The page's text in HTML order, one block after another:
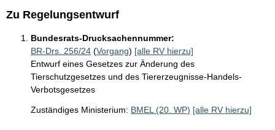
Zu Regelungsentwurf
Bundesrats-Drucksachennummer:
BR-Drs. 256/24 (Vorgang) [alle RV hierzu]
Entwurf eines Gesetzes zur Änderung des
Tierschutzgesetzes und des Tiererzeugnisse-Handels-
Verbotsgesetzes
Zuständiges Ministerium: BMEL (20. WP) [alle RV hierzu]